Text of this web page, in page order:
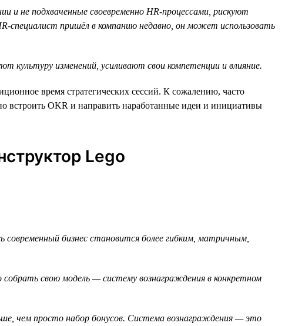
и не подхваченные своевременно HR-процессами, рискуют
специалист пришёл в компанию недавно, он может использовать
изменений, усиливают свои компетенции и влияние.
время стратегических сессий. К сожалению, часто
встроить OKR и направить наработанные идеи и инициативы
Lego
бизнес становится более гибким, матричным,
свою модель — систему вознаграждения в конкретном
чем просто набор бонусов. Система вознаграждения — это